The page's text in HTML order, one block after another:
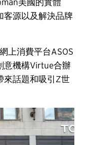
客源以及解決品牌
上消費平台ASOS
意機構Virtue合辦
來話題和吸引Z世